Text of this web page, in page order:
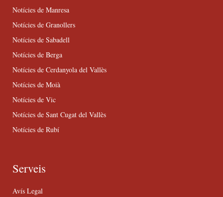
Notícies de Manresa
Notícies de Granollers
Notícies de Sabadell
Notícies de Berga
Notícies de Cerdanyola del Vallès
Notícies de Moià
Notícies de Vic
Notícies de Sant Cugat del Vallès
Notícies de Rubí
Serveis
Avís Legal